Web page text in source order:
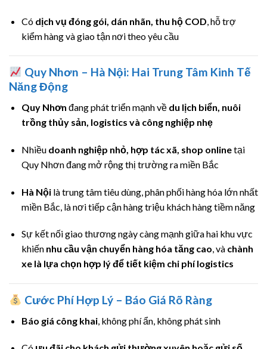
Có dịch vụ đóng gói, dán nhãn, thu hộ COD , hỗ trợ
kiểm hàng và giao tận nơi theo yêu cầu
Quy Nhơn – Hà Nội: Hai Trung Tâm Kinh Tế
Năng Động
Quy Nhơn đang phát triển mạnh về du lịch biển, nuôi
trồng thủy sản, logistics và công nghiệp nhẹ
Nhiều doanh nghiệp nhỏ, hợp tác xã, shop onlinetại
Quy Nhơn đang mở rộng thị trường ra miền Bắc
Hà Nộilà trung tâm tiêu dùng, phân phối hàng hóa lớn nhất
miền Bắc, là nơi tiếp cận hàng triệu khách hàng tiềm năng
Sự kết nối giao thương ngày càng mạnh giữa hai khu vực
khiến nhu cầu vận chuyển hàng hóa tăng cao, và chành
xe là lựa chọn hợp lý để tiết kiệm chi phí logistics
Cước Phí Hợp Lý – Báo Giá Rõ Ràng
Báo giá công khai, không phí ẩn, không phát sinh